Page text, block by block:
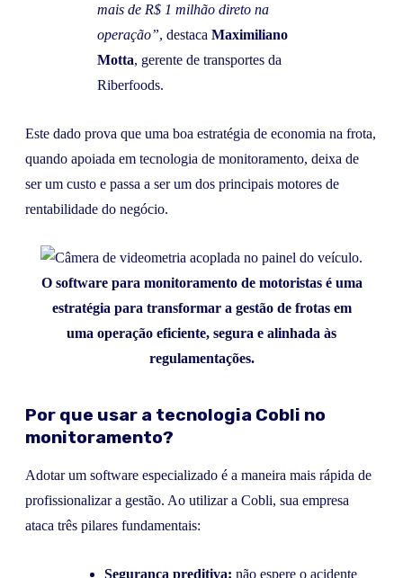
mais de R$ 1 milhão direto na
operação”, destaca Maximiliano
Motta, gerente de transportes da
Riberfoods.
Este dado prova que uma boa estratégia de economia na frota,
quando apoiada em tecnologia de monitoramento, deixa de
ser um custo e passa a ser um dos principais motores de
rentabilidade do negócio.
O software para monitoramento de motoristas é uma
estratégia para transformar a gestão de frotas em
uma operação eficiente, segura e alinhada às
regulamentações.
Por que usar a tecnologia Cobli no
monitoramento?
Adotar um software especializado é a maneira mais rápida de
profissionalizar a gestão. Ao utilizar a Cobli, sua empresa
ataca três pilares fundamentais:
Segurança preditiva: não espere o acidente